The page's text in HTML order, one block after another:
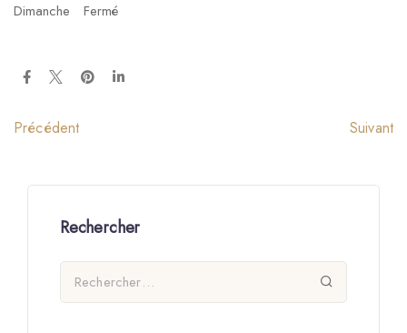
Dimanche
Fermé
Précédent Suivant
Rechercher